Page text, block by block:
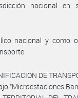
nacional en
nacional y como
DE
“Microestaciones